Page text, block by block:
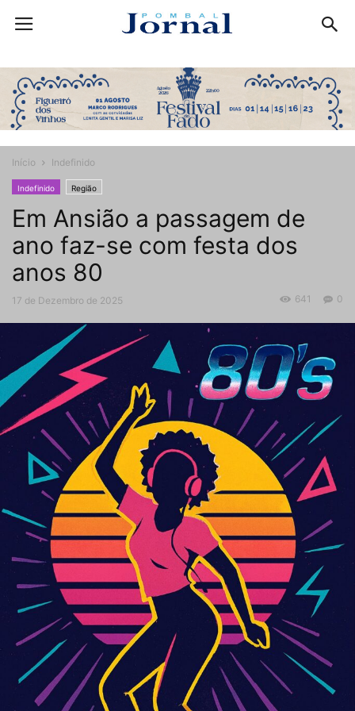
Início Indefinido
Indefinido Região
Em Ansião a passagem de
ano faz-se com festa dos
anos 80
17 de Dezembro de 2025 0
641